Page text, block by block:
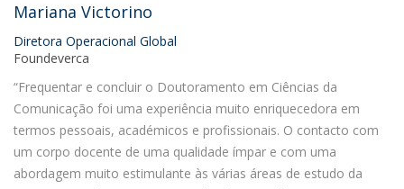
Mariana Victorino
Diretora Operacional Global
Foundeverca
“Frequentar e concluir o Doutoramento em Ciências da
Comunicação foi uma experiência muito enriquecedora em
termos pessoais, académicos e profissionais. O contacto com
um corpo docente de uma qualidade ímpar e com uma
abordagem muito estimulante às várias áreas de estudo da